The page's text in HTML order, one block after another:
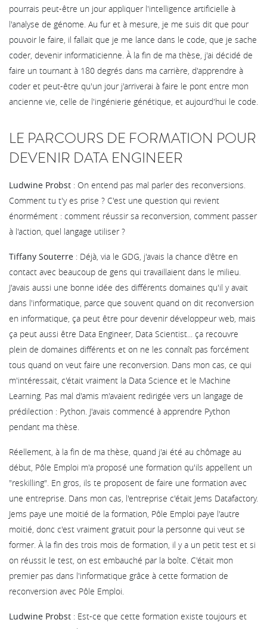
pourrais peut-être un jour appliquer l'intelligence artificielle à
l'analyse de génome. Au fur et à mesure, je me suis dit que pour
pouvoir le faire, il fallait que je me lance dans le code, que je sache
coder, devenir informaticienne. À la fin de ma thèse, j'ai décidé de
faire un tournant à 180 degrés dans ma carrière, d'apprendre à
coder et peut-être qu'un jour j'arriverai à faire le pont entre mon
ancienne vie, celle de l'ingénierie génétique, et aujourd'hui le code.
LE PARCOURS DE FORMATION POUR
DEVENIR DATA ENGINEER
Ludwine Probst : On entend pas mal parler des reconversions.
Comment tu t'y es prise ? C'est une question qui revient
énormément : comment réussir sa reconversion, comment passer
à l'action, quel langage utiliser ?
Tiffany Souterre : Déjà, via le GDG, j'avais la chance d'être en
contact avec beaucoup de gens qui travaillaient dans le milieu.
J'avais aussi une bonne idée des différents domaines qu'il y avait
dans l'informatique, parce que souvent quand on dit reconversion
en informatique, ça peut être pour devenir développeur web, mais
ça peut aussi être Data Engineer, Data Scientist... ça recouvre
plein de domaines différents et on ne les connaît pas forcément
tous quand on veut faire une reconversion. Dans mon cas, ce qui
m'intéressait, c'était vraiment la Data Science et le Machine
Learning. Pas mal d'amis m'avaient redirigée vers un langage de
prédilection : Python. J'avais commencé à apprendre Python
pendant ma thèse.
Réellement, à la fin de ma thèse, quand j'ai été au chômage au
début, Pôle Emploi m'a proposé une formation qu'ils appellent un
"reskilling". En gros, ils te proposent de faire une formation avec
une entreprise. Dans mon cas, l'entreprise c'était Jems Datafactory.
Jems paye une moitié de la formation, Pôle Emploi paye l'autre
moitié, donc c'est vraiment gratuit pour la personne qui veut se
former. À la fin des trois mois de formation, il y a un petit test et si
on réussit le test, on est embauché par la boîte. C'était mon
premier pas dans l'informatique grâce à cette formation de
reconversion avec Pôle Emploi.
Ludwine Probst : Est-ce que cette formation existe toujours et